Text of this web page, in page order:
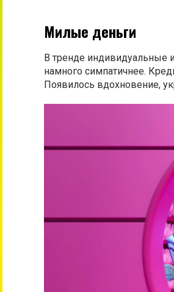
Милые деньги
В тренде индивидуальные
намного симпатичнее.
Появилось вдохновение,